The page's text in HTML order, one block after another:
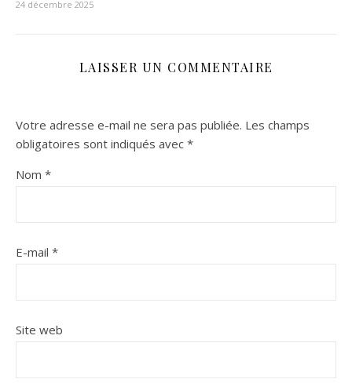
24 décembre 2025
LAISSER UN COMMENTAIRE
Votre adresse e-mail ne sera pas publiée. Les champs
obligatoires sont indiqués avec *
Nom *
E-mail *
Site web